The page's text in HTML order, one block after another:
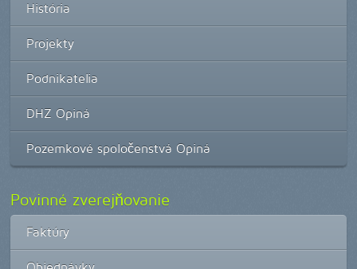
História
Projekty
Podnikatelia
DHZ Opiná
Pozemkové spoločenstvá Opiná
Povinné zverejňovanie
Faktúry